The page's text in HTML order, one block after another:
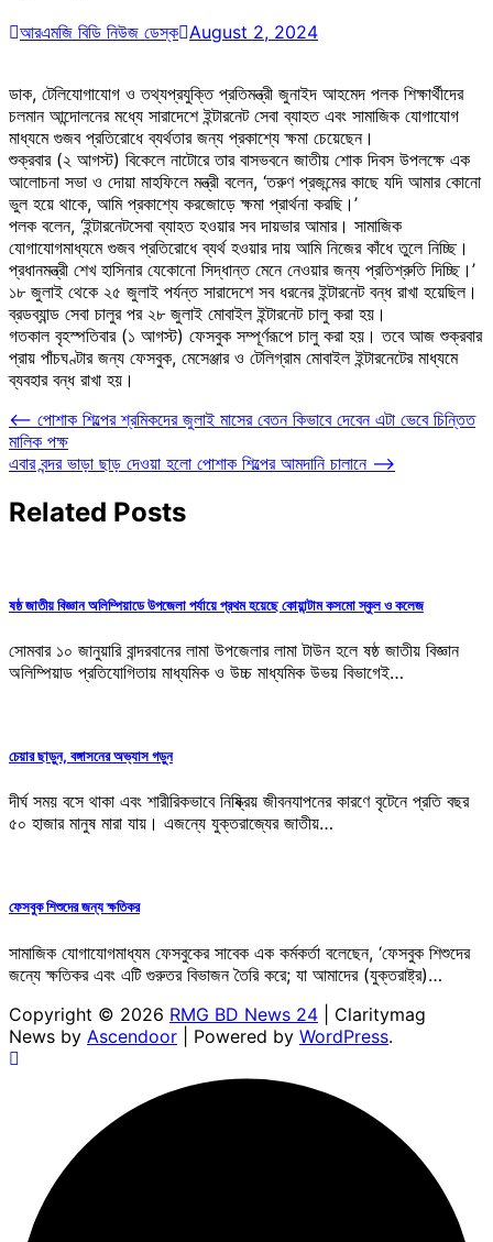
আরএমজি বিডি নিউজ ডেস্ক August 2, 2024
ডাক, টেলিযোগাযোগ ও তথ্যপ্রযুক্তি প্রতিমন্ত্রী জুনাইদ আহমেদ পলক শিক্ষার্থীদের
চলমান আন্দোলনের মধ্যে সারাদেশে ইন্টারনেট সেবা ব্যাহত এবং সামাজিক যোগাযোগ
মাধ্যমে গুজব প্রতিরোধে ব্যর্থতার জন্য প্রকাশ্যে ক্ষমা চেয়েছেন।
শুক্রবার (২ আগস্ট) বিকেলে নাটোরে তার বাসভবনে জাতীয় শোক দিবস উপলক্ষে এক
আলোচনা সভা ও দোয়া মাহফিলে মন্ত্রী বলেন, ‘তরুণ প্রজন্মের কাছে যদি আমার কোনো
ভুল হয়ে থাকে, আমি প্রকাশ্যে করজোড়ে ক্ষমা প্রার্থনা করছি।’
পলক বলেন, ‘ইন্টারনেটসেবা ব্যাহত হওয়ার সব দায়ভার আমার। সামাজিক
যোগাযোগমাধ্যমে গুজব প্রতিরোধে ব্যর্থ হওয়ার দায় আমি নিজের কাঁধে তুলে নিচ্ছি।
প্রধানমন্ত্রী শেখ হাসিনার যেকোনো সিদ্ধান্ত মেনে নেওয়ার জন্য প্রতিশ্রুতি দিচ্ছি।’
১৮ জুলাই থেকে ২৫ জুলাই পর্যন্ত সারাদেশে সব ধরনের ইন্টারনেট বন্ধ রাখা হয়েছিল।
ব্রডব্যান্ড সেবা চালুর পর ২৮ জুলাই মোবাইল ইন্টারনেট চালু করা হয়।
গতকাল বৃহস্পতিবার (১ আগস্ট) ফেসবুক সম্পূর্ণরূপে চালু করা হয়। তবে আজ শুক্রবার
প্রায় পাঁচঘণ্টার জন্য ফেসবুক, মেসেঞ্জার ও টেলিগ্রাম মোবাইল ইন্টারনেটের মাধ্যমে
ব্যবহার বন্ধ রাখা হয়।
Post
navigation
⟵ পোশাক শিল্পের শ্রমিকদের জুলাই মাসের বেতন কিভাবে দেবেন এটা ভেবে চিন্তিত
মালিক পক্ষ
এবার বন্দর ভাড়া ছাড় দেওয়া হলো পোশাক শিল্পের আমদানি চালানে ⟶
Related Posts
ষষ্ঠ জাতীয় বিজ্ঞান অলিম্পিয়াডে উপজেলা পর্যায়ে প্রথম হয়েছে কোয়ান্টাম কসমো স্কুল ও কলেজ
সোমবার ১০ জানুয়ারি বান্দরবানের লামা উপজেলার লামা টাউন হলে ষষ্ঠ জাতীয় বিজ্ঞান
অলিম্পিয়াড প্রতিযোগিতায় মাধ্যমিক ও উচ্চ মাধ্যমিক উভয় বিভাগেই…
চেয়ার ছাড়ুন, বঙ্গাসনের অভ্যাস গড়ুন
দীর্ঘ সময় বসে থাকা এবং শারীরিকভাবে নিষ্ক্রিয় জীবনযাপনের কারণে বৃটেনে প্রতি বছর
৫০ হাজার মানুষ মারা যায়। এজন্যে যুক্তরাজ্যের জাতীয়…
ফেসবুক শিশুদের জন্য ক্ষতিকর
সামাজিক যোগাযোগমাধ্যম ফেসবুকের সাবেক এক কর্মকর্তা বলেছেন, ‘ফেসবুক শিশুদের
জন্যে ক্ষতিকর এবং এটি গুরুতর বিভাজন তৈরি করে; যা আমাদের (যুক্তরাষ্ট্র)…
Copyright © 2026 RMG BD News 24 | Claritymag
News by Ascendoor | Powered by WordPress.